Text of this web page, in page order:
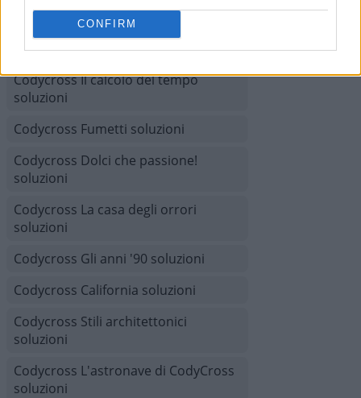
CONFIRM
Codycross Australia soluzioni
Codycross Isola del tesoro soluzioni
Codycross Il calcolo del tempo
soluzioni
Codycross Fumetti soluzioni
Codycross Dolci che passione!
soluzioni
Codycross La casa degli orrori
soluzioni
Codycross Gli anni '90 soluzioni
Codycross California soluzioni
Codycross Stili architettonici
soluzioni
Codycross L'astronave di CodyCross
soluzioni